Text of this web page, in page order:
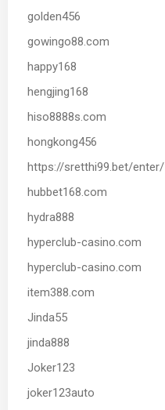
golden456
gowingo88.com
happy168
hengjing168
hiso8888s.com
hongkong456
https://sretthi99.bet/enter/
hubbet168.com
hydra888
hyperclub-casino.com
hyperclub-casino.com
item388.com
Jinda55
jinda888
Joker123
joker123auto